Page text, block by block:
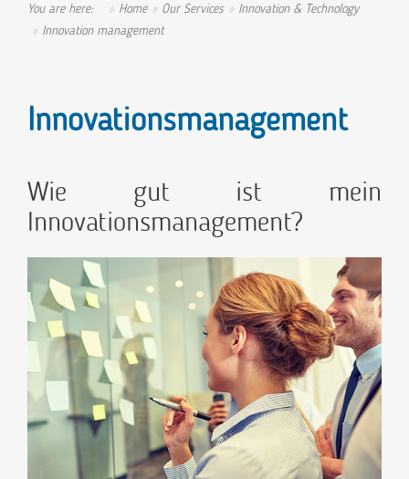
You are here: Home Our Services
Innovation & Technology
Innovation management
Innovationsmanagement
Wie gut ist mein
Innovationsmanagement?